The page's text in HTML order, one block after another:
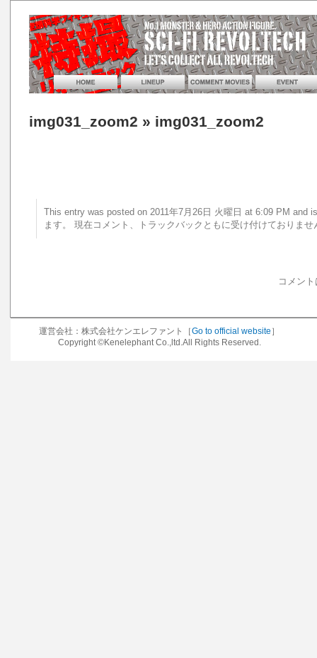
img031_zoom2 » img031_zoom2
This entry was posted on 2011年7月26日 火曜日 at 6:09 PM
ます。 現在コメント、トラックバックともに受け付けておりませ
コメン
運営会社：株式会社ケンエレファント［Go to official website ］
Copyright ©Kenelephant Co.,ltd.All Rights Reserved.